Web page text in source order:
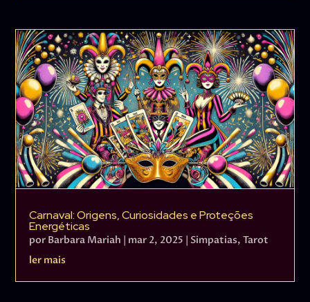
Carnaval: Origens, Curiosidades e Proteções
Energéticas
por Barbara Mariah | mar 2, 2025 | Simpatias,Tarot
ler mais